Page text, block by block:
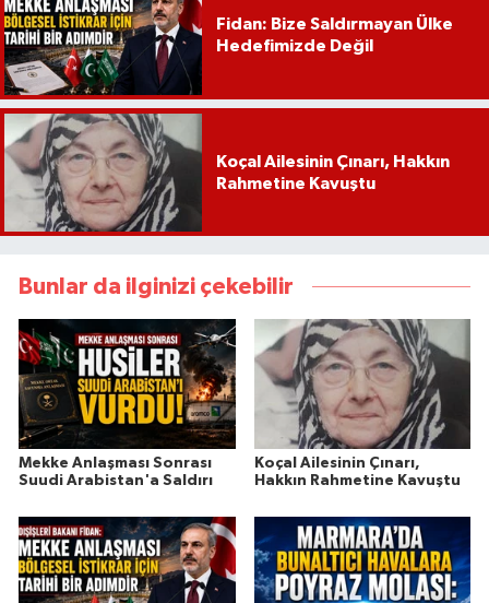
Fidan: Bize Saldırmayan Ülke
Hedefimizde Değil
Koçal Ailesinin Çınarı, Hakkın
Rahmetine Kavuştu
Bunlar da ilginizi çekebilir
Mekke Anlaşması Sonrası
Suudi Arabistan'a Saldırı
Koçal Ailesinin Çınarı,
Hakkın Rahmetine Kavuştu